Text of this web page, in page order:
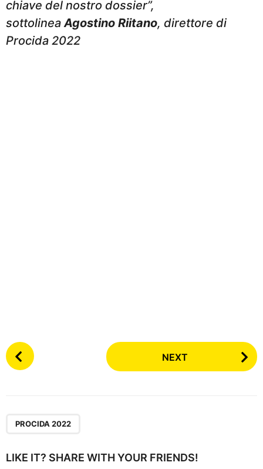
chiave del nostro dossier”,
sottolineaAgostino Riitano, direttore di
Procida 2022
P
o
i
NEXT
PROCIDA 2022
LIKE IT? SHARE WITH YOUR FRIENDS!